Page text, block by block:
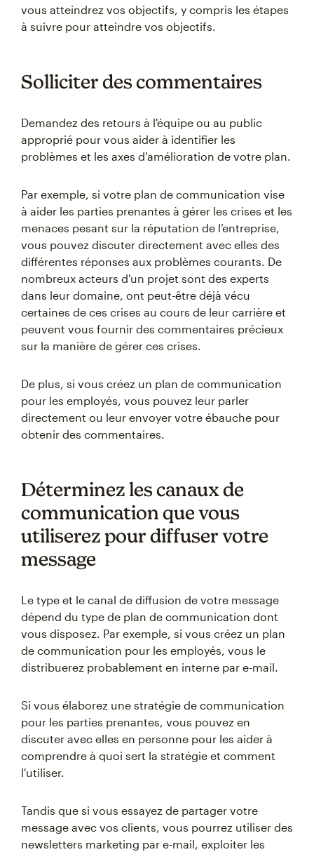
vous atteindrez vos objectifs, y compris les étapes
à suivre pour atteindre vos objectifs.
Solliciter des commentaires
Demandez des retours à l'équipe ou au public
approprié pour vous aider à identifier les
problèmes et les axes d'amélioration de votre plan.
Par exemple, si votre plan de communication vise
à aider les parties prenantes à gérer les crises et les
menaces pesant sur la réputation de l’entreprise,
vous pouvez discuter directement avec elles des
différentes réponses aux problèmes courants. De
nombreux acteurs d'un projet sont des experts
dans leur domaine, ont peut-être déjà vécu
certaines de ces crises au cours de leur carrière et
peuvent vous fournir des commentaires précieux
sur la manière de gérer ces crises.
De plus, si vous créez un plan de communication
pour les employés, vous pouvez leur parler
directement ou leur envoyer votre ébauche pour
obtenir des commentaires.
Déterminez les canaux de
communication que vous
utiliserez pour diffuser votre
message
Le type et le canal de diffusion de votre message
dépend du type de plan de communication dont
vous disposez. Par exemple, si vous créez un plan
de communication pour les employés, vous le
distribuerez probablement en interne par e-mail.
Si vous élaborez une stratégie de communication
pour les parties prenantes, vous pouvez en
discuter avec elles en personne pour les aider à
comprendre à quoi sert la stratégie et comment
l'utiliser.
Tandis que si vous essayez de partager votre
message avec vos clients, vous pourrez utiliser des
newsletters marketing par e-mail, exploiter les